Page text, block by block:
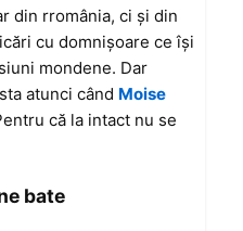
din rromânia, ci şi din
cu domnişoare ce îşi
mondene. Dar
atunci când Moise
că la intact nu se
bate